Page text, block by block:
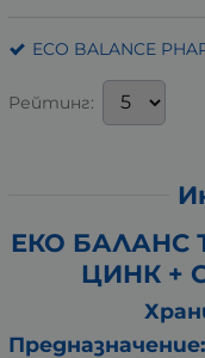
ECO BALANCE
Рейтинг:
ЕКО БАЛАНС
ЦИНК +
Предназначение: